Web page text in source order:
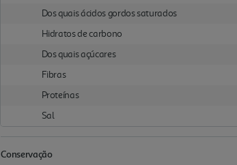
Dos quais ácidos gordos saturados
Hidratos de carbono
Dos quais açúcares
Fibras
Proteínas
Sal
Conservação